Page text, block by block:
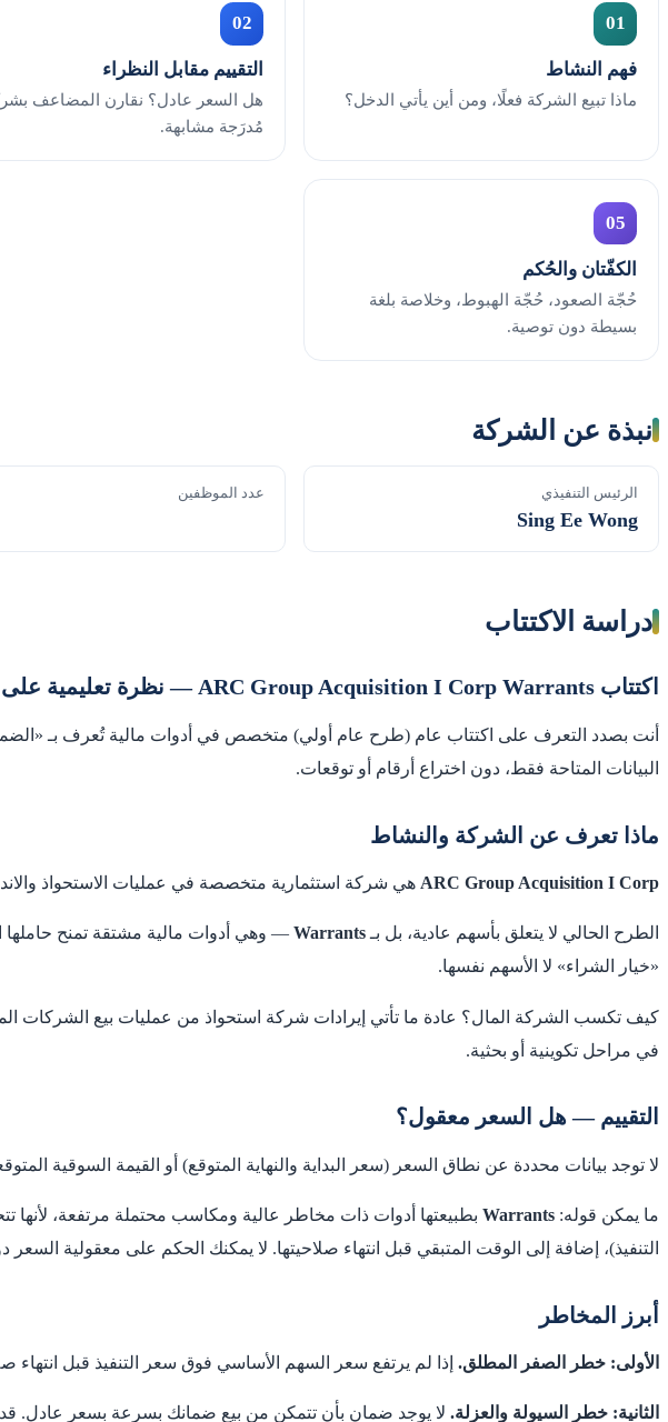
01
فهم النشاط
ماذا تبيع الشركة فعلًا، ومن أين يأتي الدخل؟
02
التقييم مقابل النظراء
هل السعر عادل؟ نقارن المضاعف
مُدرَجة مشابهة.
05
الكفّتان والحُكم
حُجّة الصعود، حُجّة الهبوط، وخلاصة بلغة
بسيطة دون توصية.
نبذة عن الشركة
الرئيس التنفيذي
Sing Ee Wong
عدد الموظفين
دراسة الاكتتاب
اكتتاب ARC Group Acquisition I Corp Warrants — نظرة تعليمية على الطرح المتوقع
أنت بصدد التعرف على اكتتاب عام (طرح عام أولي) متخصص في أدوات مالية تُعرف بـ
البيانات المتاحة فقط، دون اختراع أرقام أو توقعات.
ماذا تعرف عن الشركة والنشاط
ARC Group Acquisition I Corp هي شركة استثمارية متخصصة في عمليات الاستحواذ
الطرح الحالي لا يتعلق بأسهم عادية، بل بـWarrants — وهي أدوات مالية مشتقة تمنح
«خيار الشراء» لا الأسهم نفسها.
كيف تكسب الشركة المال؟ عادة ما تأتي إيرادات شركة استحواذ من عمليات بيع الشركات
في مراحل تكوينية أو بحثية.
التقييم — هل السعر معقول؟
لا توجد بيانات محددة عن نطاق السعر (سعر البداية والنهاية المتوقع) أو القيمة السوقية
ما يمكن قوله: Warrants بطبيعتها أدوات ذات مخاطر عالية ومكاسب محتملة مرتفعة، لأنها
التنفيذ)، إضافة إلى الوقت المتبقي قبل انتهاء صلاحيتها. لا يمكنك الحكم على معقولية السعر
أبرز المخاطر
الأولى: خطر الصفر المطلق. إذا لم يرتفع سعر السهم الأساسي فوق سعر التنفيذ قبل
الثانية: خطر السيولة والعزلة. لا يوجد ضمان بأن تتمكن من بيع ضمانك بسرعة بسعر عادل. قد